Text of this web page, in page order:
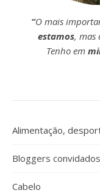
“O mais
estamos, mas
Tenho em
Alimentação,
Bloggers convidados
Cabelo